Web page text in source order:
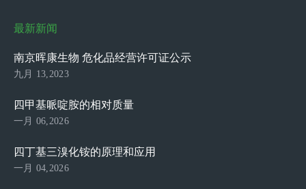
最新新闻
南京晖康生物 危化品经营许可证公示
九月 13,2023
四甲基哌啶胺的相对质量
一月 06,2026
四丁基三溴化铵的原理和应用
一月 04,2026